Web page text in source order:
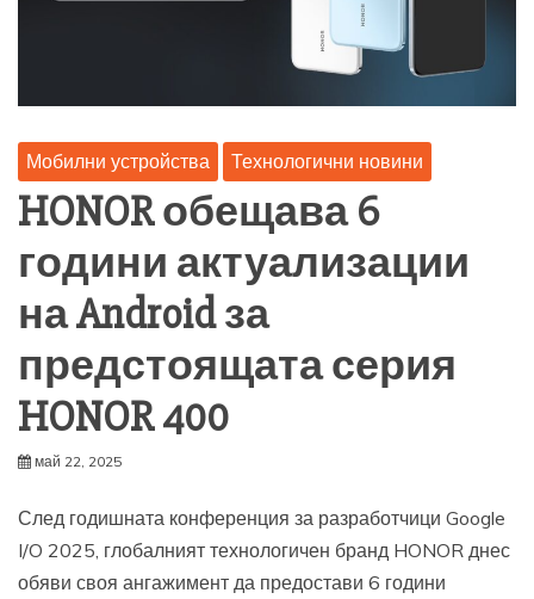
Мобилни устройства Технологични новини
HONOR обещава 6
години актуализации
на Android за
предстоящата серия
HONOR 400
май 22, 2025
След годишната конференция за разработчици Google
I/O 2025, глобалният технологичен бранд HONOR днес
обяви своя ангажимент да предостави 6 години